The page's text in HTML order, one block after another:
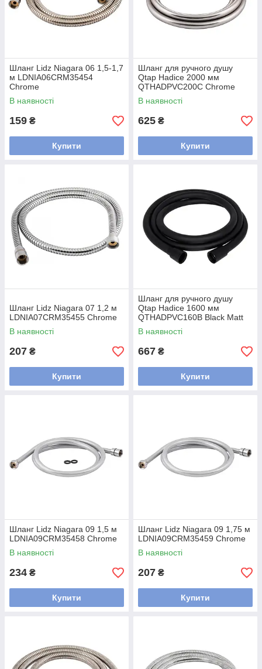
Шланг Lidz Niagara 06 1,5-1,7
м LDNIA06CRM35454
Chrome
В наявності
159 ₴
Купити
Шланг для ручного душу
Qtap Hadice 2000 мм
QTHADPVC200C Chrome
В наявності
625 ₴
Купити
Шланг Lidz Niagara 07 1,2 м
LDNIA07CRM35455 Chrome
В наявності
207 ₴
Купити
Шланг для ручного душу
Qtap Hadice 1600 мм
QTHADPVC160B Black Matt
В наявності
667 ₴
Купити
Шланг Lidz Niagara 09 1,5 м
LDNIA09CRM35458 Chrome
В наявності
234 ₴
Купити
Шланг Lidz Niagara 09 1,75 м
LDNIA09CRM35459 Chrome
В наявності
207 ₴
Купити